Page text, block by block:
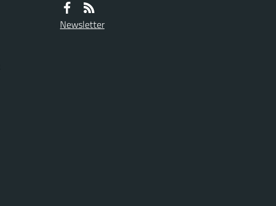
Newsletter